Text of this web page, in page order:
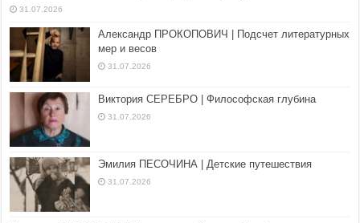
31.07.2026
Александр ПРОКОПОВИЧ | Подсчет литературных
мер и весов
31.07.2026
Виктория СЕРЕБРО | Философская глубина
31.07.2026
Эмилия ПЕСОЧИНА | Детские путешествия
31.07.2026